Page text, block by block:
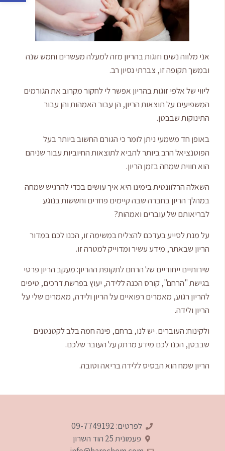
אני מלווה נשים וזוגות בהריון מזה למעלה מעשרים וחמש שנה
ובמשך תקופה זו, צברתי נסיון רב.
ליווי של אלפי זוגות בהריון אפשר לי לחקור מקרוב את הגורמים
המשפיעים על תוצאות הריון, הן עבור האמהות והן עבור
התינוקות שבבטן.
באופן חד משמעי ניתן לומר כי הגורם החשוב ביותר בעל
הפוטנציאל הרב ביותר להביא לתוצאות החיוביות עבור שניהם
הוא חווית שמחה בזמן הריון.
השאלה הרלוונטית בימינו היא איך עושים בכדי להרגיש שמחה
במהלך הריון בחברה שבה קיימים פחדים וחששות בנוגע
לבריאותם של עוברים ואמהות?
על מנת לסייע בעדכם להצליח במשימה זו, הכנו לכם במדור
הריון שבאתר, מידע עשיר ומדוייק למטרה זו.
שירותיים ייחודיים של הרחם לתקופת ההריון: מעקב הריון פרטי
בגישת "הרחם", קורס הכנה ללידה, יעוץ בפרשת דרכים, טיפים
להריון רגוע, מאמרים רפואיים על הריון ולידה, מאמרים שלי על
הריון ולידה.
ולקינוח: העוברים. יש לנו, ברחם, פינה חמה בלב לקטנטנים
שבבטן, הכנו לכם מידע מרתק על העובר שלכם.
הריון שמח הוא הבסיס ללידה בריאה וטובה.
לפרטים: 09-7749192
פעמונית 25‎ הוד השרון